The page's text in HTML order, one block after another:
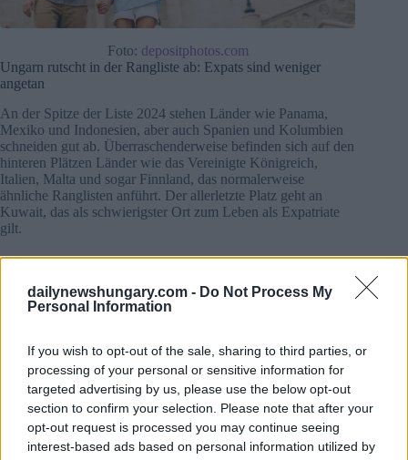
dailynewshungary.com - Do Not Process My
Personal Information
If you wish to opt-out of the sale, sharing to third parties, or
processing of your personal or sensitive information for
targeted advertising by us, please use the below opt-out
section to confirm your selection. Please note that after your
opt-out request is processed you may continue seeing
interest-based ads based on personal information utilized by
Foto: depositphotos.com
Ungarn rutscht in der Rangliste ab: Expats sind weniger
angetan
An der Spitze der Liste 2024 stehen Länder wie Panama,
Mexiko und Indonesien, aber auch Spanien und Kolumbien
schneiden gut ab. Überraschenderweise befinden sich auf den
hinteren Plätzen Länder wie das Vereinigte Königreich,
Italien, Malta und sogar Finnland, das normalerweise
ähnliche Ranglisten anführt. Der allerletzte Platz geht an
Kuwait, das als schwierigster Ort zum Leben als Expatriate
gilt.
landete dieses Jahr auf Platz 43. Dies liegt unter anderem
daran, dass nur Budapest über ein U-Bahn-System verfügt,
die regionalen Gebiete sich noch in der Entwicklung befinden
Worldwide Schooling haben die Autoren des Berichts auch
festgestellt, dass staatliche Maßnahmen wie
Steuererhöhungen auf Zigaretten, Alkohol und ungesunde
Lebensmittel, die die Lebenserwartung erhöhen sollen,
Auswirkungen auf die Einwohner haben.
Liebe, lángos und das Leben in Ungarn:Eine britische